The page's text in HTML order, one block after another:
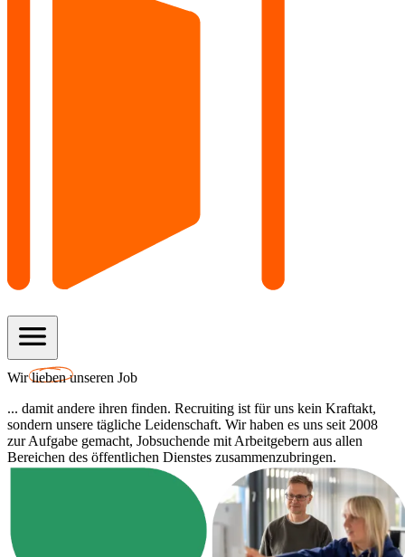
menu
Wirliebenunseren Job
... damit andere ihren finden. Recruiting ist für uns kein Kraftakt,
sondern unsere tägliche Leidenschaft. Wir haben es uns seit 2008
zur Aufgabe gemacht, Jobsuchende mit Arbeitgebern aus allen
Bereichen des öffentlichen Dienstes zusammenzubringen.